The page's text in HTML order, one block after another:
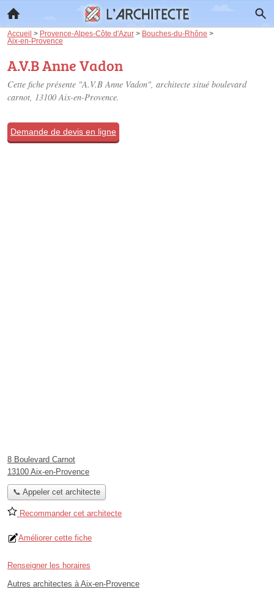
Accueil > Provence-Alpes-Côte d'Azur > Bouches-du-Rhône >
Aix-en-Provence
A.V.B Anne Vadon
Cette fiche présente "A.V.B Anne Vadon", architecte situé boulevard
carnot, 13100 Aix-en-Provence.
Demande de devis en ligne
8 Boulevard Carnot
13100 Aix-en-Provence
📞 Appeler cet architecte
Recommander cet architecte
Améliorer cette fiche
Renseigner les horaires
Autres architectes à Aix-en-Provence